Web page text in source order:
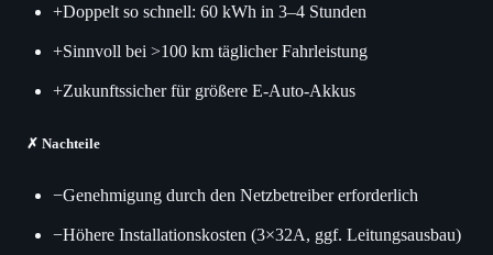
+Doppelt so schnell: 60 kWh in 3–4 Stunden
+Sinnvoll bei >100 km täglicher Fahrleistung
+Zukunftssicher für größere E-Auto-Akkus
✗ Nachteile
−Genehmigung durch den Netzbetreiber erforderlich
−Höhere Installationskosten (3×32A, ggf. Leitungsausbau)